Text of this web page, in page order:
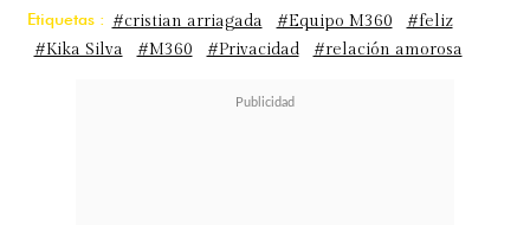
Etiquetas : #cristian arriagada #Equipo M360
#feliz
#Kika Silva
#M360 #Privacidad #relación amorosa